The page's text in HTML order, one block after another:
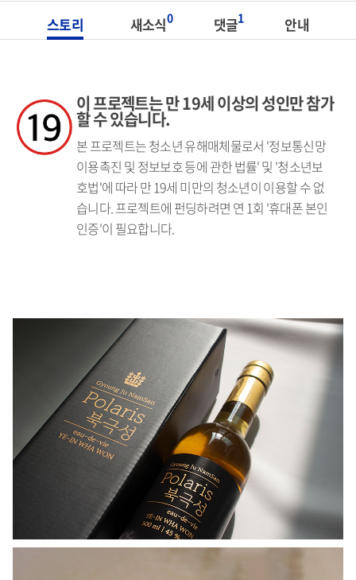
스토리 새소식0 댓글1 안내
이 프로젝트는 만 19세 이상의 성인만 참가
할 수 있습니다.
본 프로젝트는 청소년 유해매체물로서 '정보통신망
이용촉진 및 정보보호 등에 관한 법률' 및 '청소년보
호법'에 따라 만 19세 미만의 청소년이 이용할 수 없
습니다. 프로젝트에 펀딩하려면 연 1회 '휴대폰 본인
인증'이 필요합니다.